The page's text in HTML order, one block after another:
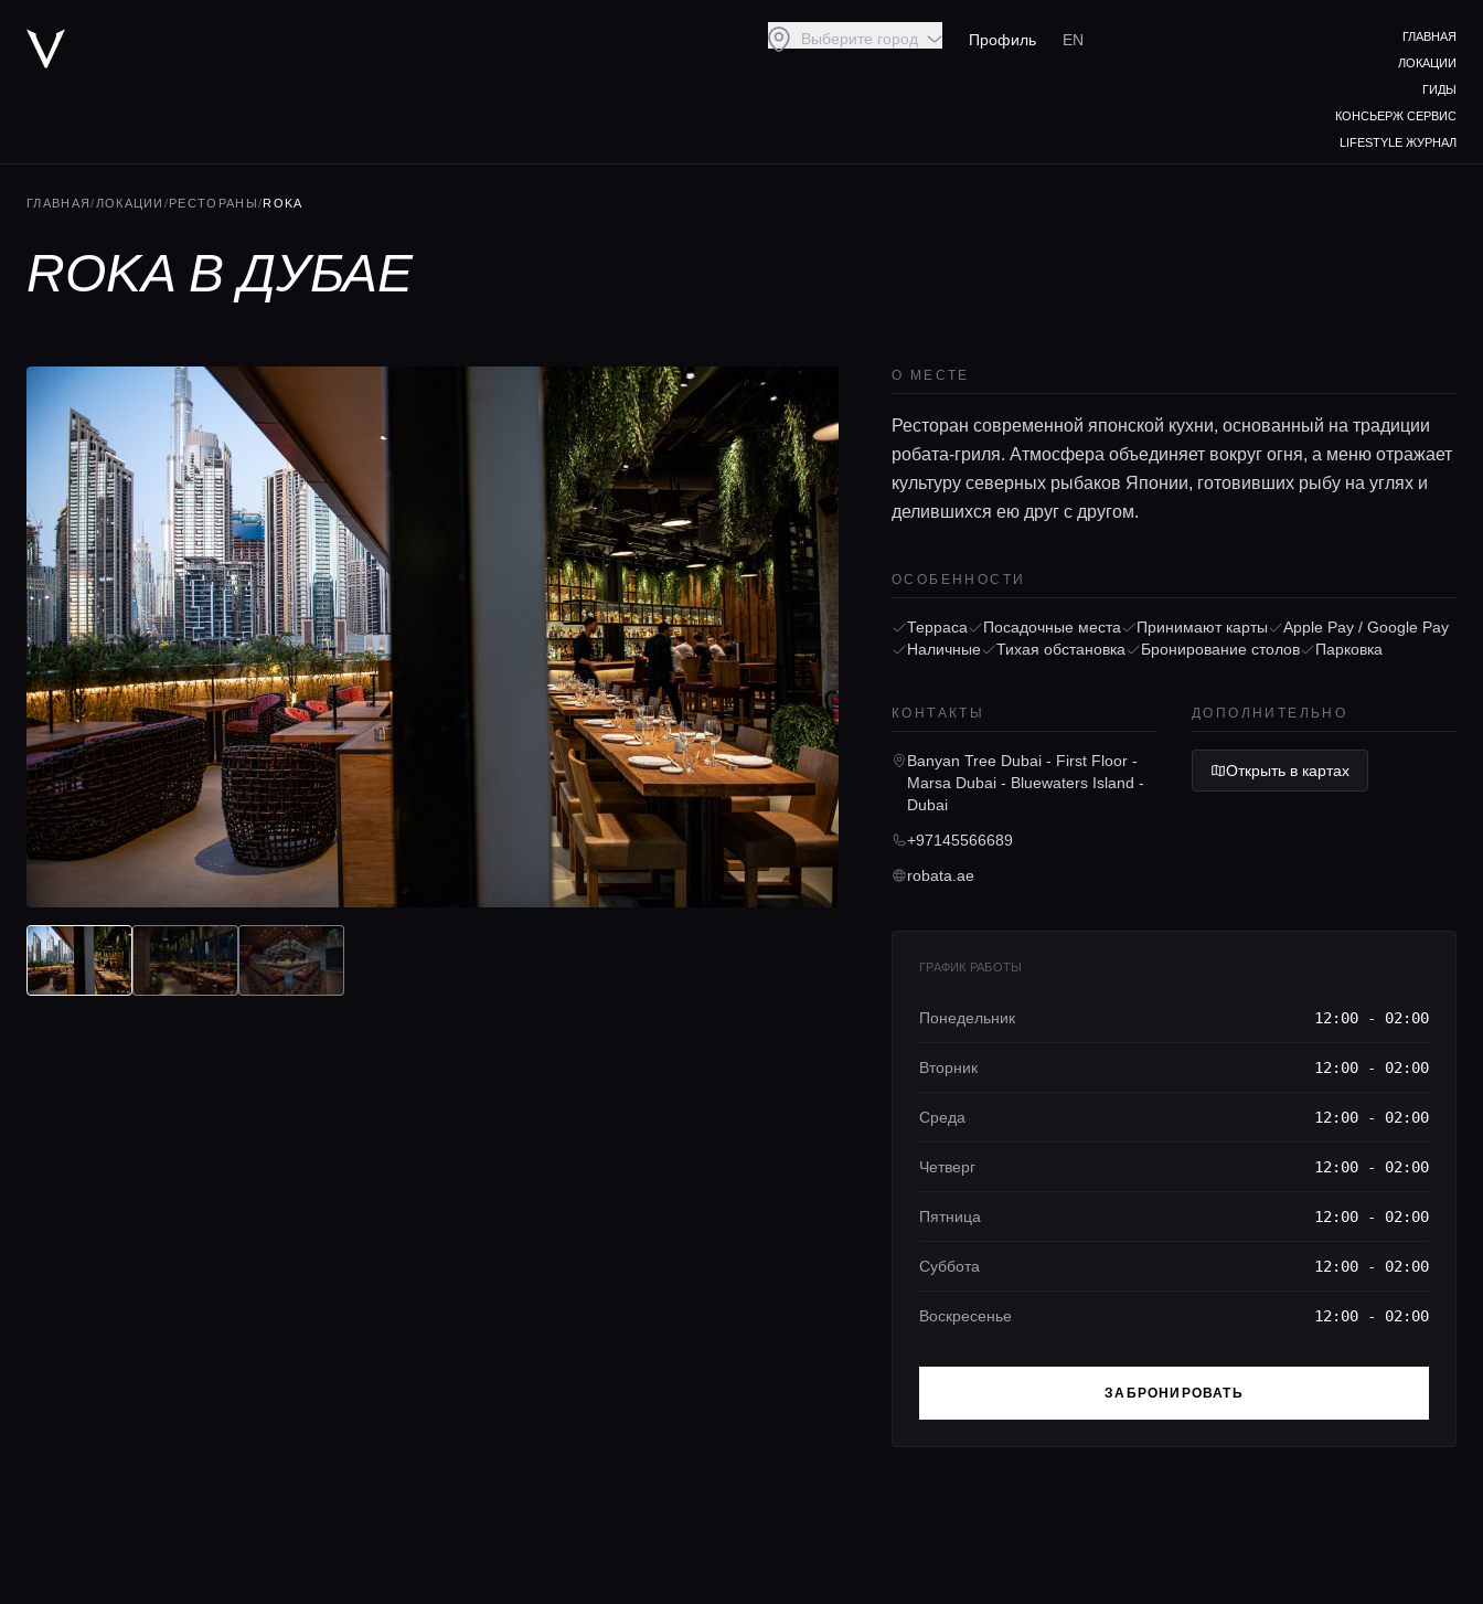
Выберите город Профиль EN
ГЛАВНАЯ
ЛОКАЦИИ
ГИДЫ
КОНСЬЕРЖ СЕРВИС
LIFESTYLE ЖУРНАЛ
ГЛАВНАЯ/ ЛОКАЦИИ /РЕСТОРАНЫ/ROKA
ROKA В ДУБАЕ
О МЕСТЕ
Ресторан современной японской кухни, основанный на традиции
робата-гриля. Атмосфера объединяет вокруг огня, а меню отражает
культуру северных рыбаков Японии, готовивших рыбу на углях и
делившихся ею друг с другом.
ОСОБЕННОСТИ
Терраса Посадочные места Принимают карты
Apple Pay / Google Pay
Наличные
Тихая обстановка Бронирование столов Парковка
КОНТАКТЫ
Banyan Tree Dubai - First Floor -
Marsa Dubai - Bluewaters Island -
Dubai
+97145566689
robata.ae
ДОПОЛНИТЕЛЬНО
Открыть в картах
ГРАФИК РАБОТЫ
Понедельник 12:00 - 02:00
Вторник 12:00 - 02:00
Среда 12:00 - 02:00
Четверг 12:00 - 02:00
Пятница 12:00 - 02:00
Суббота 12:00 - 02:00
Воскресенье 12:00 - 02:00
ЗАБРОНИРОВАТЬ